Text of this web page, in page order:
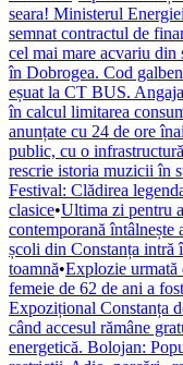
seara! Ministerul
semnat contractul de
cel mai mare acvariu din
în Dobrogea. Cod
eșuat la CT BUS.
în calcul limitarea
anunțate cu 24 de ore
public, cu o
rescrie istoria muzicii
Festival: Clădirea
clasice•Ultima zi pentru
contemporană
școli din Constanța intră
toamnă•Explozie urmată
femeie de 62 de ani a
Expozițional Constanța
când accesul rămâne
energetică. Bolojan: